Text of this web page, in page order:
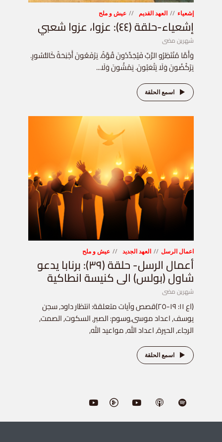
إشعياء العهد القديم عيش و ملح
إشعياء-حلقة (٤٤): عزوا، عزوا شعبي
شهرين مضى
وَأَمَّا مُنْتَظِرُو الرَّبِّ فَيُجَدِّدُونَ قُوَّةً. يَرْفَعُونَ أَجْنِحَةً كَالنُّسُورِ.
يَرْكُضُونَ وَلَا يَتْعَبُونَ. يَمْشُونَ وَلَا...
اسمع الحلقة
اعمال الرسل العهد الجديد عيش و ملح
أعمال الرسل- حلقة (٣٩): برنابا يدعو
شاول (بولس) الى كنيسة انطاكية
شهرين مضى
(اع ١١: ١٩-٢٥)قصص وآيات متعلقة: انتظار داود, سجن
يوسف, اعداد موسى,وسوم: الصبر, السكوت, الصمت,
الرجاء, الحيرة, اعداد الله, مواعيد الله,
اسمع الحلقة